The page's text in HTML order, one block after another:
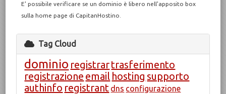
E' possibile verificare se un dominio è libero nell'apposito box
sulla home page di CapitanHostino.
Tag Cloud
dominio registrartrasferimento
registrazione email hosting supporto
authinfo registrant dns configurazione